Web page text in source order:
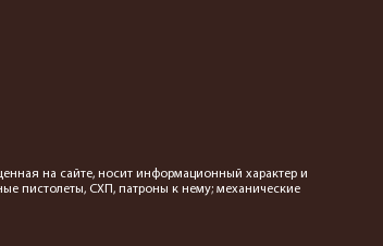
на сайте, носит информационный характер и
пистолеты, СХП, патроны к нему; механические